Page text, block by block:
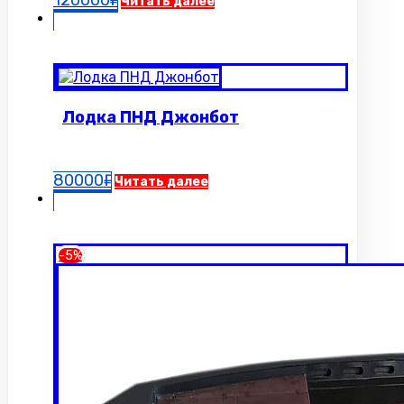
Лодка ПНД Джонбот
80000₽ Читать далее
-5%